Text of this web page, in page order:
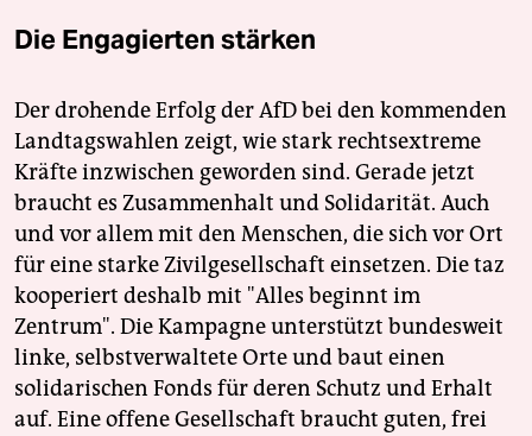
Die Engagierten stärken
Der drohende Erfolg der AfD bei den kommenden
Landtagswahlen zeigt, wie stark rechtsextreme
Kräfte inzwischen geworden sind. Gerade jetzt
braucht es Zusammenhalt und Solidarität. Auch
und vor allem mit den Menschen, die sich vor Ort
für eine starke Zivilgesellschaft einsetzen. Die taz
kooperiert deshalb mit "Alles beginnt im
Zentrum". Die Kampagne unterstützt bundesweit
linke, selbstverwaltete Orte und baut einen
solidarischen Fonds für deren Schutz und Erhalt
auf. Eine offene Gesellschaft braucht guten, frei